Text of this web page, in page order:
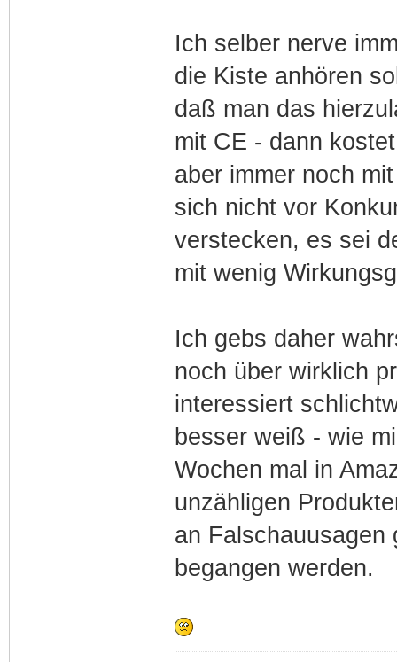
Ich selber nerve
die Kiste anhören
daß man das
mit CE - dann
aber immer noch
sich nicht vor
verstecken, es sei
mit wenig
Ich gebs daher
noch über wirklich
interessiert
besser weiß - wie
Wochen mal in
unzähligen
an Falschauusagen
begangen werden.